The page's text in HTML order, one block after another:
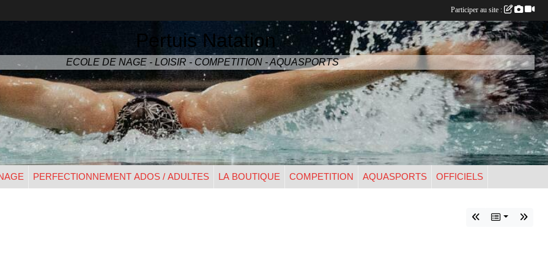
Pertuis Natation
ECOLE DE NAGE - LOISIR - COMPETITION - AQUASPORTS
PERFECTIONNEMENT ADOS / ADULTES LA BOUTIQUE COMPETITION AQUASPORTS OFFICIELS
Participer au site :